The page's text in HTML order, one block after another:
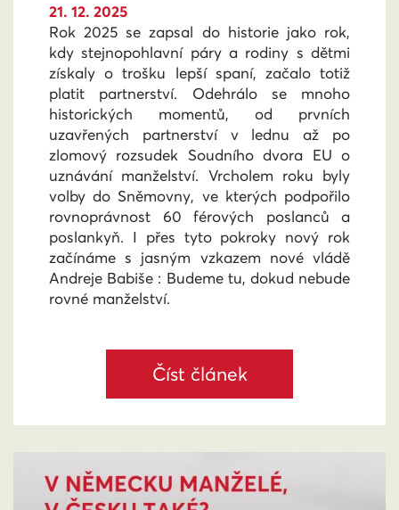
21. 12. 2025
Rok 2025 se zapsal do historie jako rok,
kdy stejnopohlavní páry a rodiny s dětmi
získaly o trošku lepší spaní, začalo totiž
platit partnerství. Odehrálo se mnoho
historických momentů, od prvních
uzavřených partnerství v lednu až po
zlomový rozsudek Soudního dvora EU o
uznávání manželství. Vrcholem roku byly
volby do Sněmovny, ve kterých podpořilo
rovnoprávnost 60 férových poslanců a
poslankyň. I přes tyto pokroky nový rok
začínáme s jasným vzkazem nové vládě
Andreje Babiše : Budeme tu, dokud nebude
rovné manželství.
Číst článek